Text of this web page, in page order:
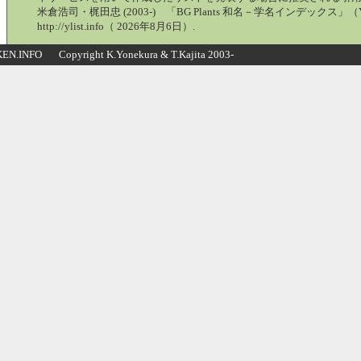
米倉浩司・梶田忠 (2003-) 「BG Plants 和名－学名インデックス」（
http://ylist.info（ 2026年8月6日）.
Copyright K.Yonekura & T.Kajita 2003-